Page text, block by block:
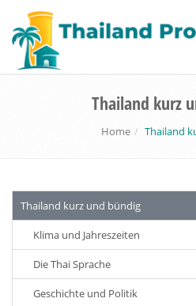
Thailand kurz
Home Thailand
Thailand kurz und bündig
Klima und Jahreszeiten
Die Thai Sprache
Geschichte und Politik